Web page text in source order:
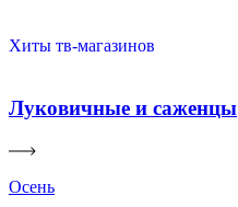
Хиты тв-магазинов
Луковичные и саженцы
Осень